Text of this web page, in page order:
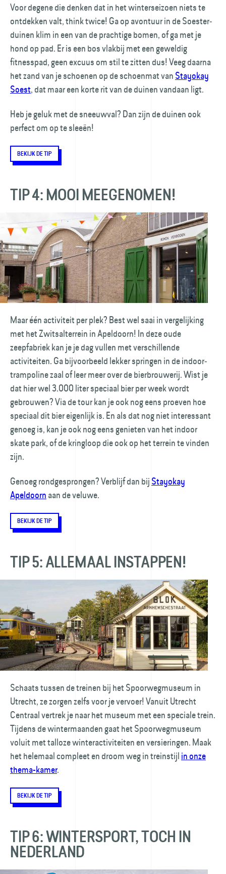
Voor degene die denken dat in het winter­seizoen niets te
ontdekken valt, think twice! Ga op avontuur in de Soester­
duinen klim in een van de prachtige bomen, of ga met je
hond op pad. Er is een bos vlakbij met een geweldig
fitnesspad, geen excuus om stil te zitten dus! Veeg daarna
het zand van je schoenen op de schoenmat van Stayokay
Soest, dat maar een korte rit van de duinen vandaan ligt.
Heb je geluk met de sneeuwval? Dan zijn de duinen ook
perfect om op te sleeën!
BEKIJK DE TIP
TIP 4: MOOI MEEGENOMEN!
Maar één activiteit per plek? Best wel saai in vergelijking
met het Zwitsal­terrein in Apeldoorn! In deze oude
zeepfabriek kan je je dag vullen met verschillende
activiteiten. Ga bijvoorbeeld lekker springen in de indoor­
trampoline zaal of leer meer over de bierbrouwerij. Wist je
dat hier wel 3.000 liter speciaal bier per week wordt
gebrouwen? Via de tour kan je ook nog eens proeven hoe
speciaal dit bier eigenlijk is. En als dat nog niet interessant
genoeg is, kan je ook nog eens genieten van het indoor
skate park, of de kringloop die ook op het terrein te vinden
zijn.
Genoeg rondgesprongen? Verblijf dan bij Stayokay
Apeldoorn aan de veluwe.
BEKIJK DE TIP
TIP 5: ALLEMAAL INSTAPPEN!
Schaats tussen de treinen bij het Spoorweg­museum in
Utrecht, ze zorgen zelfs voor je vervoer! Vanuit Utrecht
Centraal vertrek je naar het museum met een speciale trein.
Tijdens de wintermaanden gaat het Spoorweg­museum
voluit met talloze winter­activiteiten en versieringen. Maak
het helemaal compleet en droom weg in treinstijl in onze
thema-kamer.
BEKIJK DE TIP
TIP 6: WINTERSPORT, TOCH IN
NEDERLAND